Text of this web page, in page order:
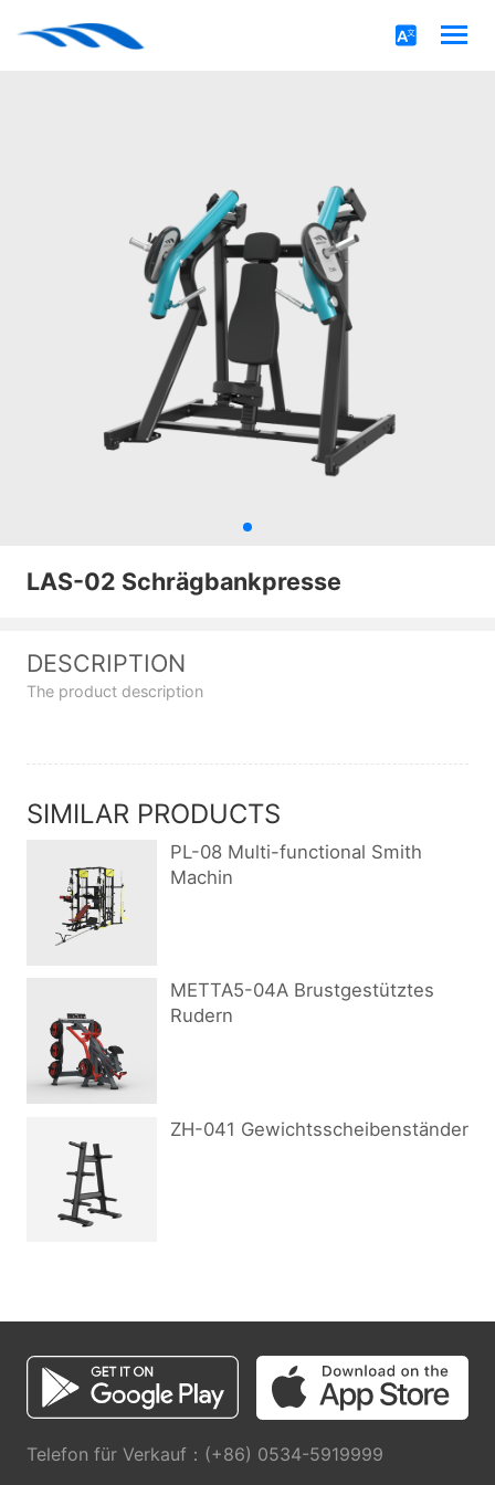
LAS-02 Schrägbankpresse
DESCRIPTION
The product description
SIMILAR PRODUCTS
PL-08 Multi-functional Smith
Machin
METTA5-04A Brustgestütztes
Rudern
ZH-041 Gewichtsscheibenständer
Telefon für Verkauf：(+86) 0534-5919999